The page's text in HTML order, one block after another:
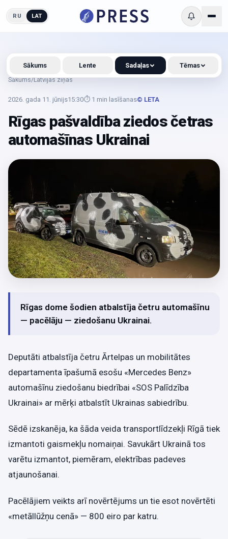
RU LAT
Sākums/Latvijas ziņas
2026. gada 11. jūnijs15:30⏱ 1 min lasīšanas© LETA
Rīgas pašvaldība ziedos četras
automašīnas Ukrainai
Rīgas dome šodien atbalstīja četru automašīnu
— pacēlāju — ziedošanu Ukrainai.
Deputāti atbalstīja četru Ārtelpas un mobilitātes
departamenta īpašumā esošu «Mercedes Benz»
automašīnu ziedošanu biedrībai «SOS Palīdzība
Ukrainai» ar mērķi atbalstīt Ukrainas sabiedrību.
Sēdē izskanēja, ka šāda veida transportlīdzekļi Rīgā tiek
izmantoti gaismekļu nomaiņai. Savukārt Ukrainā tos
varētu izmantot, piemēram, elektrības padeves
atjaunošanai.
Pacēlājiem veikts arī novērtējums un tie esot novērtēti
«metāllūžņu cenā» — 800 eiro par katru.
Sākums Lente Sadaļas Tēmas